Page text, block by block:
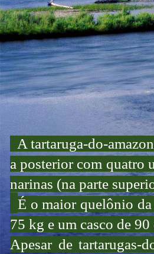
A tartaruga-do-
a posterior com quatro
narinas (na parte
É o maior quelônio
75 kg e um casco de
Apesar de